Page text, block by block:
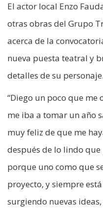
El actor local Enzo
otras obras del Grupo
acerca de la
nueva puesta teatral y
detalles de su personaje.
“Diego un poco que
me iba a tomar un año
muy feliz de que me
después de lo lindo que
porque uno como que
proyecto, y siempre
surgiendo nuevas